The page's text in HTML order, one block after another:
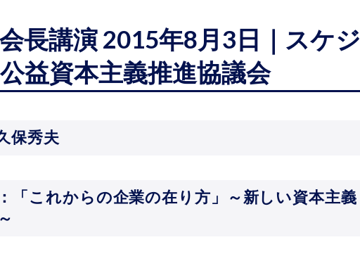
会長講演 2015年8月3日｜スケジ
益資本主義推進協議会
保秀夫
「これからの企業の在り方」～新しい資本主義